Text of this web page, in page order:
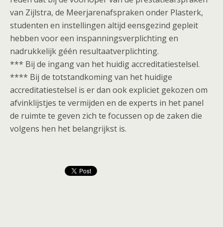
van Zijlstra, de Meerjarenafspraken onder Plasterk,
studenten en instellingen altijd eensgezind gepleit
hebben voor een inspanningsverplichting en
nadrukkelijk géén resultaatverplichting.
*** Bij de ingang van het huidig accreditatiestelsel.
**** Bij de totstandkoming van het huidige
accreditatiestelsel is er dan ook expliciet gekozen om
afvinklijstjes te vermijden en de experts in het panel
de ruimte te geven zich te focussen op de zaken die
volgens hen het belangrijkst is.